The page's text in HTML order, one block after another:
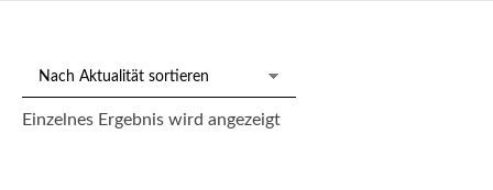
Einzelnes Ergebnis wird angezeigt